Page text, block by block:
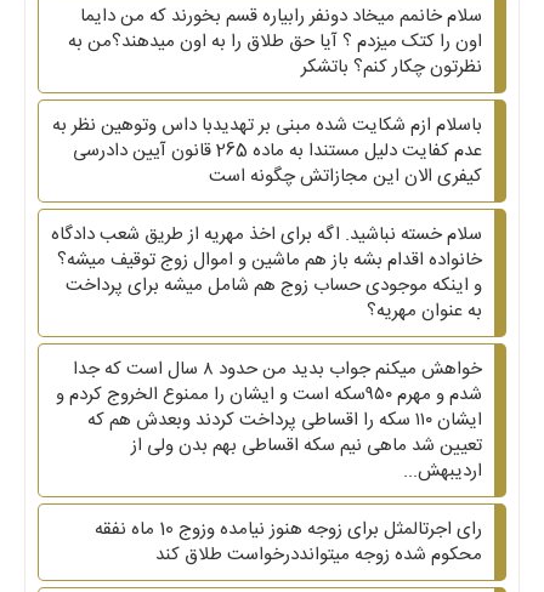
سلام خانمم میخاد دونفر رابیاره قسم بخورند که من دایما
اون را کتک میزدم ؟ آیا حق طلاق را به اون میدهند؟من به
نظرتون چکار کنم؟ باتشکر
باسلام ازم شکایت شده مبنی بر تهدیدبا داس وتوهین نظر به
عدم کفایت دلیل مستندا به ماده 265 قانون آیین دادرسی
کیفری الان این مجازاتش چگونه است
سلام خسته نباشید. اگه برای اخذ مهریه از طریق شعب دادگاه
خانواده اقدام بشه باز هم ماشین و اموال زوج توقیف میشه؟
و اینکه موجودی حساب زوج هم شامل میشه برای پرداخت
به عنوان مهریه؟
خواهش میکنم جواب بدید من حدود ۸ سال است که جدا
شدم و مهرم ۹۵۰سکه است و ایشان را ممنوع الخروج کردم و
ایشان ۱۱۰ سکه را اقساطی پرداخت کردند وبعدش هم که
تعیین شد ماهی نیم سکه اقساطی بهم بدن ولی از
اردیبهش...
رای اجرتالمثل برای زوجه هنوز نیامده وزوج 10 ماه نفقه
محکوم شده زوجه میتوانددرخواست طلاق کند